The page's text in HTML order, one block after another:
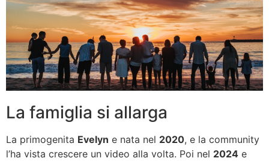
La famiglia si allarga
La primogenita Evelyn e nata nel 2020, e la community
l’ha vista crescere un video alla volta. Poi nel 2024 e